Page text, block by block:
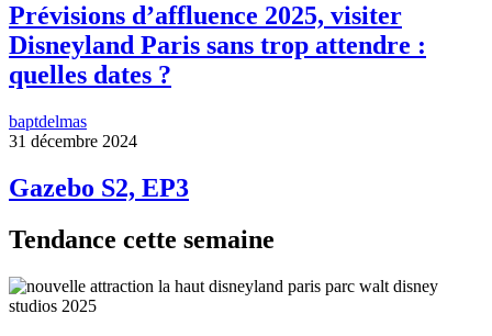
Prévisions d’affluence 2025, visiter
Disneyland Paris sans trop attendre :
quelles dates ?
baptdelmas
31 décembre 2024
Gazebo S2, EP3
Tendance cette semaine